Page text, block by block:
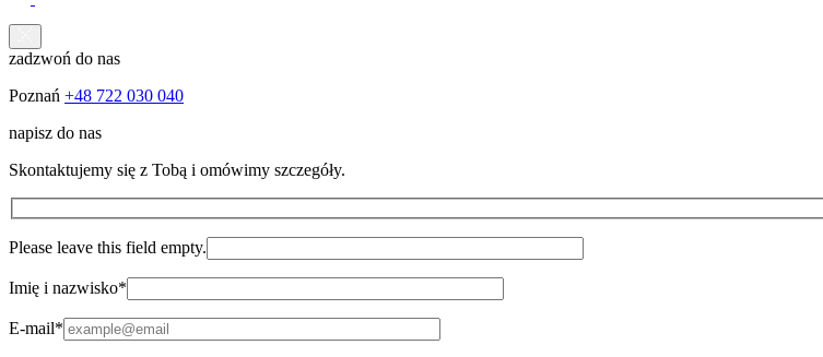
zadzwoń do nas
Poznań +48 722 030 040
napisz do nas
Skontaktujemy się z Tobą i omówimy szczegóły.
Please leave this field empty.
Imię i nazwisko*
E-mail*